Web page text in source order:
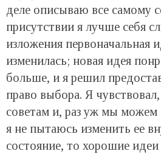
деле описываю все самому
присутствии я лучше себя
изложения первоначальная
изменилась; новая идея
больше, и я решил
право выбора. Я
советам и, раз уж мы можем
я не пытаюсь изменить ее
состояние, то хорошие идеи